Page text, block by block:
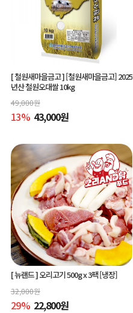
[ 철원새마을금고 ][철원새마을금고] 2025
년산 철원오대쌀 10kg
49,000원
13% 43,000원
[ 뉴랜드 ]오리고기 500g x 3팩 [냉장]
32,000원
29% 22,800원